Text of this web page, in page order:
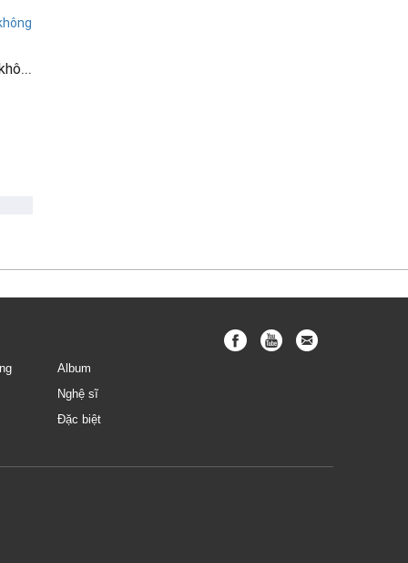
Bé biết dọn dẹp - Điều không ngờ trong máy giặt
Album
Nghệ sĩ
Đặc biệt